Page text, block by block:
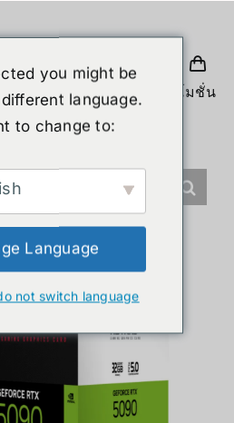
ย์
โปรโมชั่น
you might be
language.
to change to:
Language
not switch language